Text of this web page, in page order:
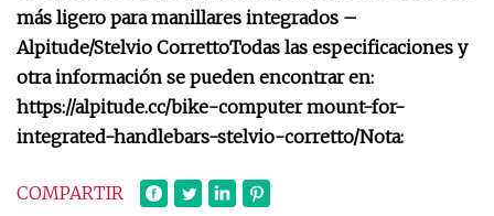
más ligero para manillares integrados –
Alpitude/Stelvio CorrettoTodas las especificaciones y
otra información se pueden encontrar en:
https://alpitude.cc/bike-computer mount-for-
integrated-handlebars-stelvio-corretto/Nota:
COMPARTIR